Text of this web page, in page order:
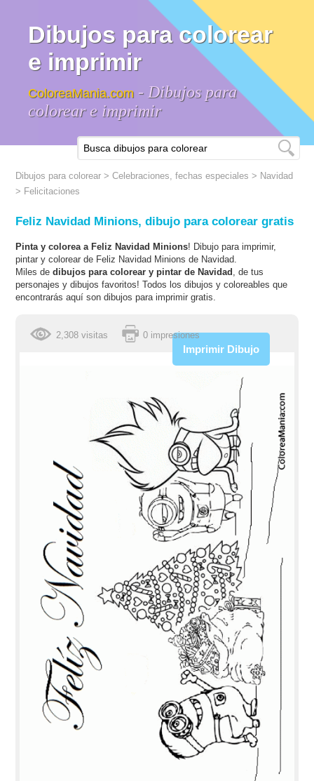
Dibujos para colorear
e imprimir
ColoreaMania.com - Dibujos para
colorear e imprimir
Dibujos para colorear >Celebraciones, fechas especiales > Navidad
> Felicitaciones
Feliz Navidad Minions, dibujo para colorear gratis
Pinta y colorea a Feliz Navidad Minions! Dibujo para imprimir,
pintar y colorear de Feliz Navidad Minions de Navidad.
Miles dedibujos para colorear y pintar de Navidad , de tus
personajes y dibujos favoritos! Todos los dibujos y coloreables que
encontrarás aquí son dibujos para imprimir gratis.
2,308 visitas 0 impresiones
Imprimir Dibujo